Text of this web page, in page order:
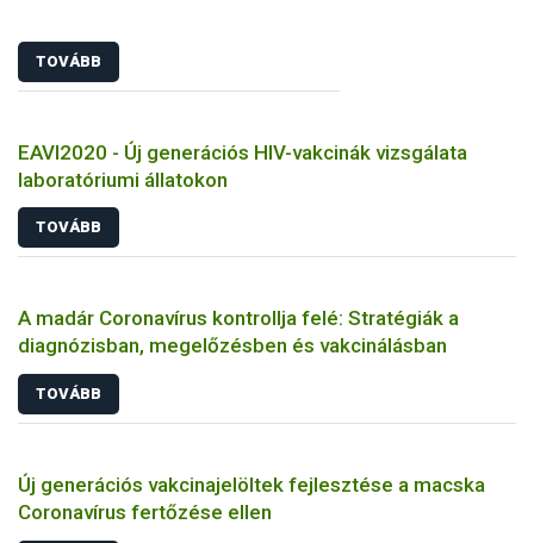
TOVÁBB
EAVI2020 - Új generációs HIV-vakcinák vizsgálata
laboratóriumi állatokon
TOVÁBB
A madár Coronavírus kontrollja felé: Stratégiák a
diagnózisban, megelőzésben és vakcinálásban
TOVÁBB
Új generációs vakcinajelöltek fejlesztése a macska
Coronavírus fertőzése ellen